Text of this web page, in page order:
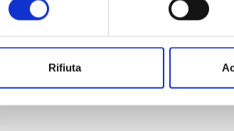
Rifiuta
della manifestazione o della stagione